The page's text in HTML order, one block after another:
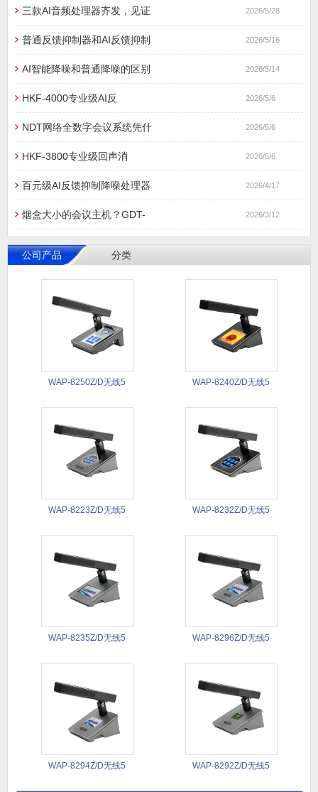
三款AI音频处理器齐发，见证 2026/5/28
普通反馈抑制器和AI反馈抑制 2026/5/16
AI智能降噪和普通降噪的区别 2026/5/14
HKF-4000专业级AI反 2026/5/6
NDT网络全数字会议系统凭什 2026/5/6
HKF-3800专业级回声消 2026/5/6
百元级AI反馈抑制降噪处理器 2026/4/17
烟盒大小的会议主机？GDT- 2026/3/12
公司产品 分类
WAP-8250Z/D无线5 WAP-8240Z/D无线5
WAP-8223Z/D无线5 WAP-8232Z/D无线5
WAP-8235Z/D无线5 WAP-8296Z/D无线5
WAP-8294Z/D无线5 WAP-8292Z/D无线5